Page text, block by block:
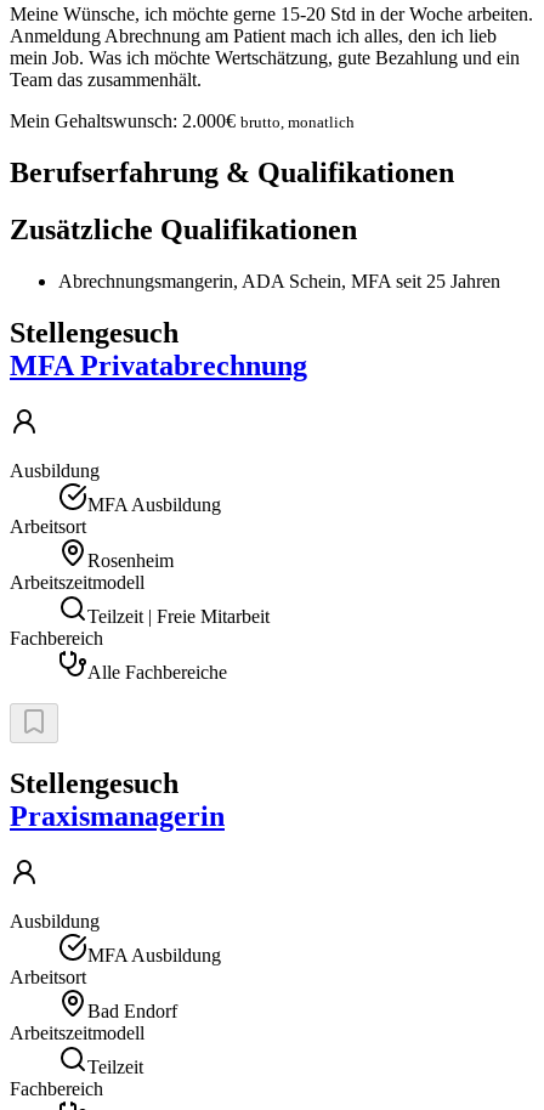
Meine Wünsche, ich möchte gerne 15-20 Std in der Woche arbeiten.
Anmeldung Abrechnung am Patient mach ich alles, den ich lieb
mein Job. Was ich möchte Wertschätzung, gute Bezahlung und ein
Team das zusammenhält.
Mein Gehaltswunsch: 2.000€ brutto, monatlich
Berufserfahrung & Qualifikationen
Zusätzliche Qualifikationen
Abrechnungsmangerin, ADA Schein, MFA seit 25 Jahren
Stellengesuch
MFA Privatabrechnung
Ausbildung
MFA Ausbildung
Arbeitsort
Rosenheim
Arbeitszeitmodell
Teilzeit | Freie Mitarbeit
Fachbereich
Alle Fachbereiche
Stellengesuch
Praxismanagerin
Ausbildung
MFA Ausbildung
Arbeitsort
Bad Endorf
Arbeitszeitmodell
Teilzeit
Fachbereich